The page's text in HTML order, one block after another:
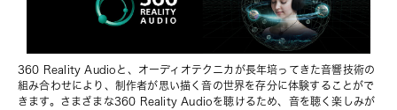
360 Reality Audioと、オーディオテクニカが長年培ってきた音響技術の
組み合わせにより、制作者が思い描く音の世界を存分に体験することがで
きます。さまざまな360 Reality Audioを聴けるため、音を聴く楽しみが